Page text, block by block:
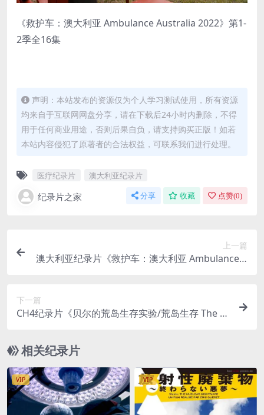
《救护车：澳大利亚 Ambulance Australia 2022》第1-
2季全16集
声明：本站发布的资源仅为个人学习测试使用，所有资源
均来自于互联网网盘分享，请在下载后24小时内删除，不得
用于任何商业用途，否则后果自负，请支持购买正版！如若
本站内容侵犯了原著者的合法权益，可联系我们进行处理。
医疗纪录片 澳大利亚纪录片
纪录片之家 分享 收藏 点赞(0)
上一篇
澳大利亚纪录片《救护车：澳大利亚 Ambulance A
下一篇
CH4纪录片《贝尔的荒岛生存实验/荒岛生存 The Isl
字 纯净版 1080P/MKV/87.3G
相关纪录片
VIP VIP